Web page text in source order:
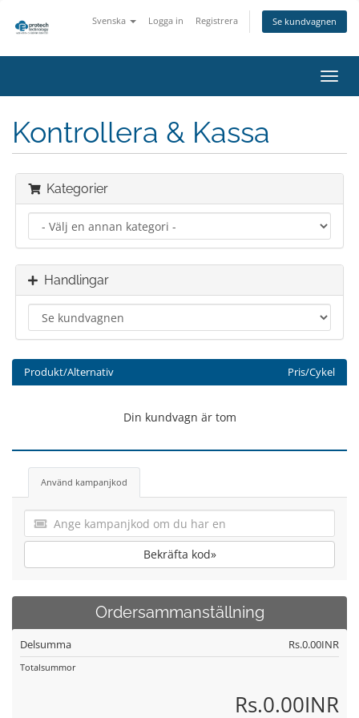
Svenska Logga in Registrera Se kundvagnen
Växla
Kontrollera & Kassa
Kategorier
Handlingar
Produkt/Alternativ Pris/Cykel
Din kundvagn är tom
Använd kampanjkod
Bekräfta kod»
Ordersammanställning
Delsumma Rs.0.00INR
Totalsummor
Rs.0.00INR